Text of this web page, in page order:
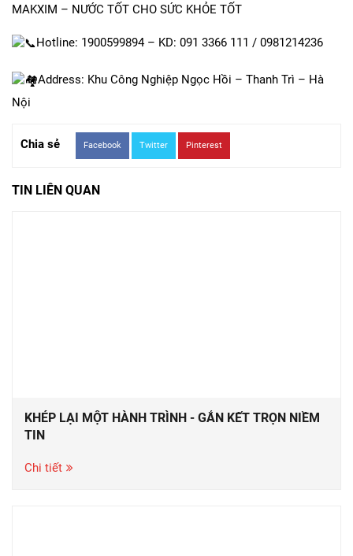
MAKXIM – NƯỚC TỐT CHO SỨC KHỎE TỐT
Hotline: 1900599894 – KD: 091 3366 111 / 0981214236
Address: Khu Công Nghiệp Ngọc Hồi – Thanh Trì – Hà
Nội
Chia sẻ Facebook Twitter Pinterest
TIN LIÊN QUAN
KHÉP LẠI MỘT HÀNH TRÌNH - GẮN KẾT TRỌN NIỀM
TIN
Chi tiết